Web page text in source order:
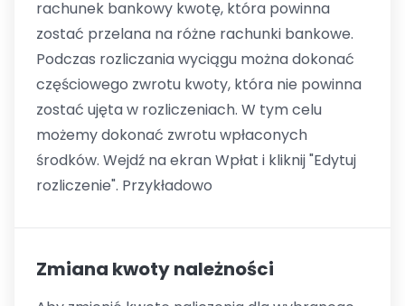
rachunek bankowy kwotę, która powinna
zostać przelana na różne rachunki bankowe.
Podczas rozliczania wyciągu można dokonać
częściowego zwrotu kwoty, która nie powinna
zostać ujęta w rozliczeniach. W tym celu
możemy dokonać zwrotu wpłaconych
środków. Wejdź na ekran Wpłat i kliknij "Edytuj
rozliczenie". Przykładowo
Zmiana kwoty należności